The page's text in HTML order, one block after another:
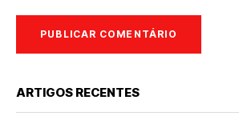
ARTIGOS RECENTES